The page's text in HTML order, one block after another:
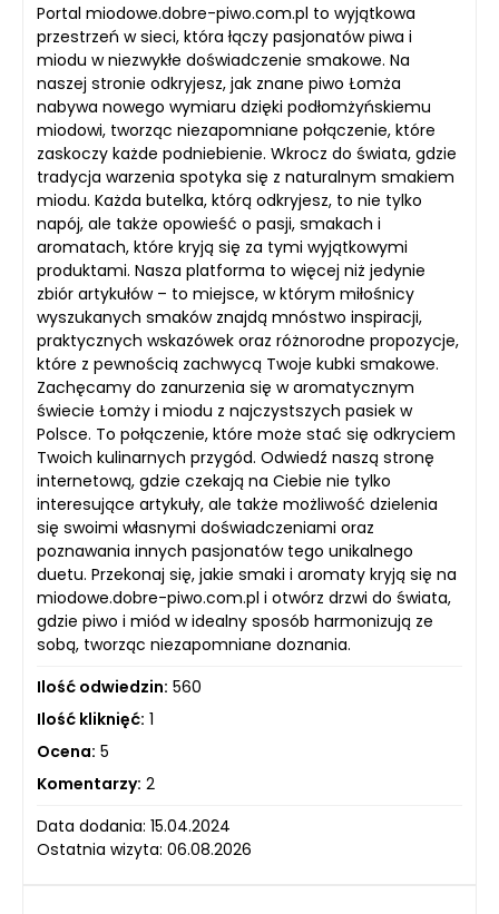
Portal miodowe.dobre-piwo.com.pl to wyjątkowa
przestrzeń w sieci, która łączy pasjonatów piwa i
miodu w niezwykłe doświadczenie smakowe. Na
naszej stronie odkryjesz, jak znane piwo Łomża
nabywa nowego wymiaru dzięki podłomżyńskiemu
miodowi, tworząc niezapomniane połączenie, które
zaskoczy każde podniebienie. Wkrocz do świata, gdzie
tradycja warzenia spotyka się z naturalnym smakiem
miodu. Każda butelka, którą odkryjesz, to nie tylko
napój, ale także opowieść o pasji, smakach i
aromatach, które kryją się za tymi wyjątkowymi
produktami. Nasza platforma to więcej niż jedynie
zbiór artykułów – to miejsce, w którym miłośnicy
wyszukanych smaków znajdą mnóstwo inspiracji,
praktycznych wskazówek oraz różnorodne propozycje,
które z pewnością zachwycą Twoje kubki smakowe.
Zachęcamy do zanurzenia się w aromatycznym
świecie Łomży i miodu z najczystszych pasiek w
Polsce. To połączenie, które może stać się odkryciem
Twoich kulinarnych przygód. Odwiedź naszą stronę
internetową, gdzie czekają na Ciebie nie tylko
interesujące artykuły, ale także możliwość dzielenia
się swoimi własnymi doświadczeniami oraz
poznawania innych pasjonatów tego unikalnego
duetu. Przekonaj się, jakie smaki i aromaty kryją się na
miodowe.dobre-piwo.com.pl i otwórz drzwi do świata,
gdzie piwo i miód w idealny sposób harmonizują ze
sobą, tworząc niezapomniane doznania.
Ilość odwiedzin: 560
Ilość kliknięć: 1
Ocena: 5
Komentarzy: 2
Data dodania: 15.04.2024
Ostatnia wizyta: 06.08.2026